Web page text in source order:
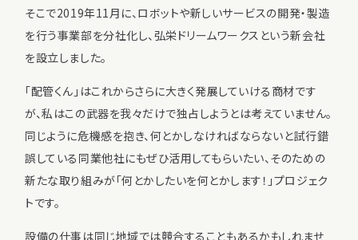
そこで2019年11月に、ロボットや新しいサービスの開発・製造
を行う事業部を分社化し、弘栄ドリームワークスという新会社
を設立しました。
「配管くん」はこれからさらに大きく発展していける商材です
が、私はこの武器を我々だけで独占しようとは考えていません。
同じように危機感を抱き、何とかしなければならないと試行錯
誤している同業他社にもぜひ活用してもらいたい、そのための
新たな取り組みが「何とかしたいを何とかします！」プロジェク
トです。
設備の仕事は同じ地域では競合することもあるかもしれませ